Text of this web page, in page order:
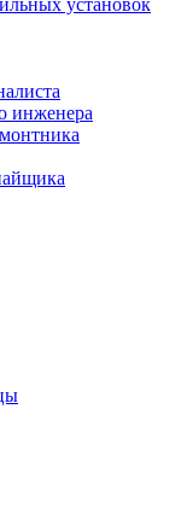
установок
инженера